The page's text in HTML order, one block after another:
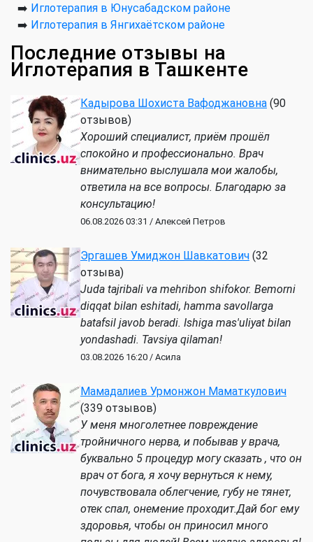
➡️ Иглотерапия в Юнусабадском районе
➡️ Иглотерапия в Янгихаётском районе
Последние отзывы на
Иглотерапия в Ташкенте
Кадырова Шохиста Вафоджановна (90
отзывов)
Хороший специалист, приём прошёл
спокойно и профессионально. Врач
внимательно выслушала мои жалобы,
ответила на все вопросы. Благодарю за
консультацию!
06.08.2026 03:31 / Алексей Петров
Эргашев Умиджон Шавкатович (32
отзыва)
Juda tajribali va mehribon shifokor. Bemorni
diqqat bilan eshitadi, hamma savollarga
batafsil javob beradi. Ishiga mas'uliyat bilan
yondashadi. Tavsiya qilaman!
03.08.2026 16:20 / Асила
Мамадалиев Урмонжон Маматкулович
(339 отзывов)
У меня многолетнее повреждение
тройничного нерва, и побывав у врача,
буквально 5 процедур могу сказать , что он
врач от бога, я хочу вернуться к нему,
почувствовала облегчение, губу не тянет,
отек спал, онемение проходит.Дай бог ему
здоровья, чтобы он приносил много